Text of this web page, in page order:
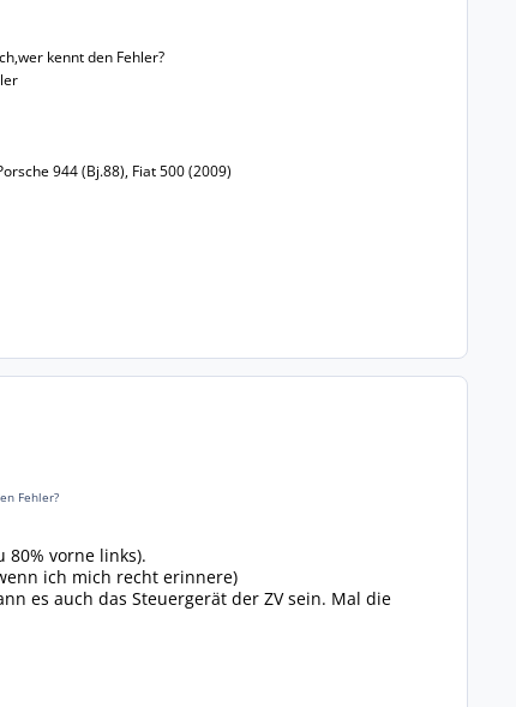
kennt den Fehler?
944 (Bj.88), Fiat 500 (2009)
Fehler?
80% vorne links).
ich mich recht erinnere)
es auch das Steuergerät der ZV sein. Mal die